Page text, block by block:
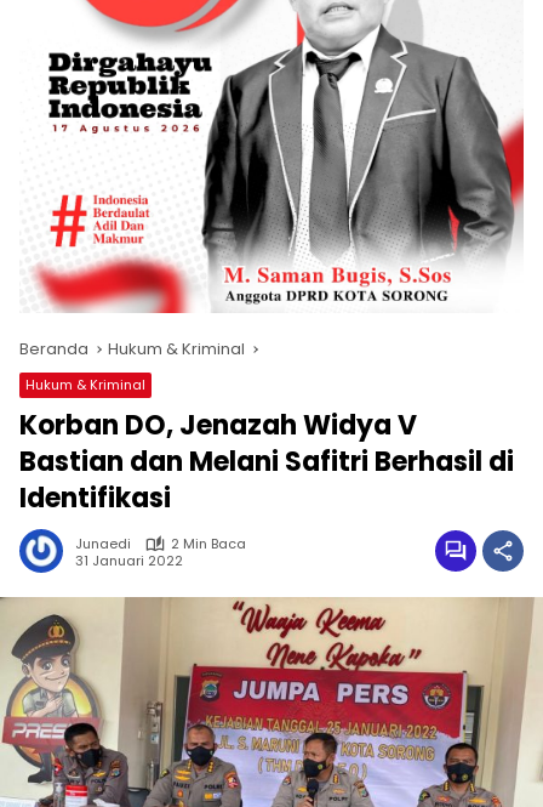
Beranda Hukum & Kriminal
Hukum & Kriminal
Korban DO, Jenazah Widya V
Bastian dan Melani Safitri Berhasil di
Identifikasi
Junaedi
2 Min Baca
31 Januari 2022